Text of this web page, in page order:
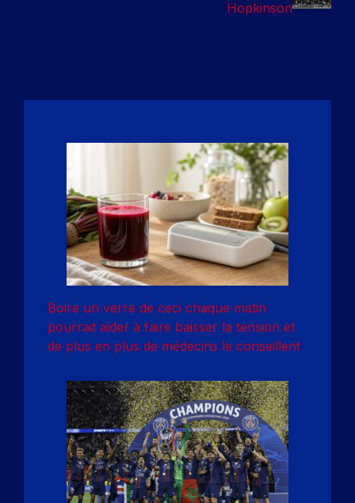
Hopkinson
Boire un verre de ceci chaque matin
pourrait aider à faire baisser la tension et
de plus en plus de médecins le conseillent